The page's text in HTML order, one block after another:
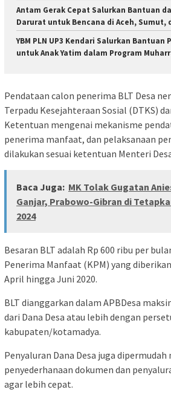
Antam Gerak Cepat Salurkan Bantuan
Darurat untuk Bencana di Aceh, Sumut,
YBM PLN UP3 Kendari Salurkan
untuk Anak Yatim dalam Program
Pendataan calon penerima BLT Desa
Terpadu Kesejahteraan Sosial (DTKS)
Ketentuan mengenai mekanisme
penerima manfaat, dan pelaksanaan
dilakukan sesuai ketentuan Menteri
Baca Juga: MK Tolak Gugatan
Ganjar, Prabowo-Gibran di
2024
Besaran BLT adalah Rp 600 ribu per
Penerima Manfaat (KPM) yang
April hingga Juni 2020.
BLT dianggarkan dalam APBDesa
dari Dana Desa atau lebih dengan
kabupaten/kotamadya.
Penyaluran Dana Desa juga dipermudah
penyederhanaan dokumen dan
agar lebih cepat.